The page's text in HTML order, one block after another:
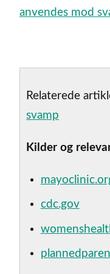
anvendes mod
Relaterede
svamp
Kilder og
cdc.gov